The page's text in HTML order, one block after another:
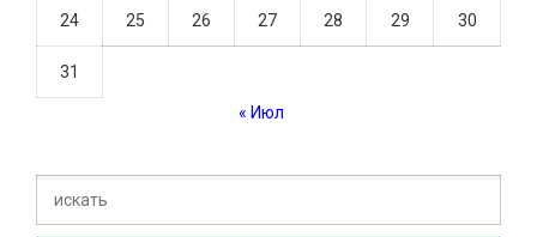
24 25 26 27 28 29 30
31
« Июл